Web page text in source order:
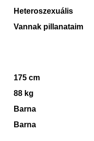
Heteroszexuális
Vannak pillanataim
175 cm
88 kg
Barna
Barna